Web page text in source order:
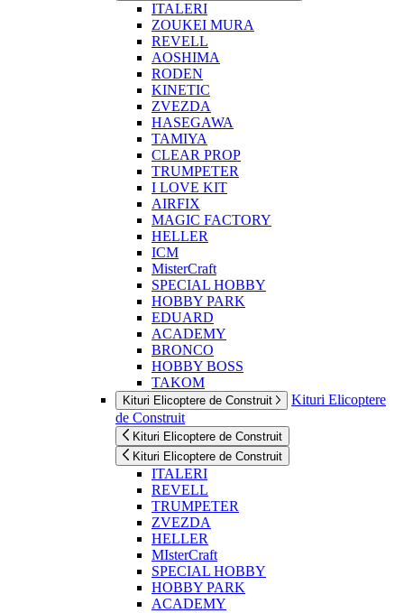
ITALERI
ZOUKEI MURA
REVELL
AOSHIMA
RODEN
KINETIC
ZVEZDA
HASEGAWA
TAMIYA
CLEAR PROP
TRUMPETER
I LOVE KIT
AIRFIX
MAGIC FACTORY
HELLER
ICM
MisterCraft
SPECIAL HOBBY
HOBBY PARK
EDUARD
ACADEMY
BRONCO
HOBBY BOSS
TAKOM
Kituri Elicoptere de Construit
Kituri Elicoptere
de Construit
Kituri Elicoptere de Construit
Kituri Elicoptere de Construit
ITALERI
REVELL
TRUMPETER
ZVEZDA
HELLER
MIsterCraft
SPECIAL HOBBY
HOBBY PARK
ACADEMY